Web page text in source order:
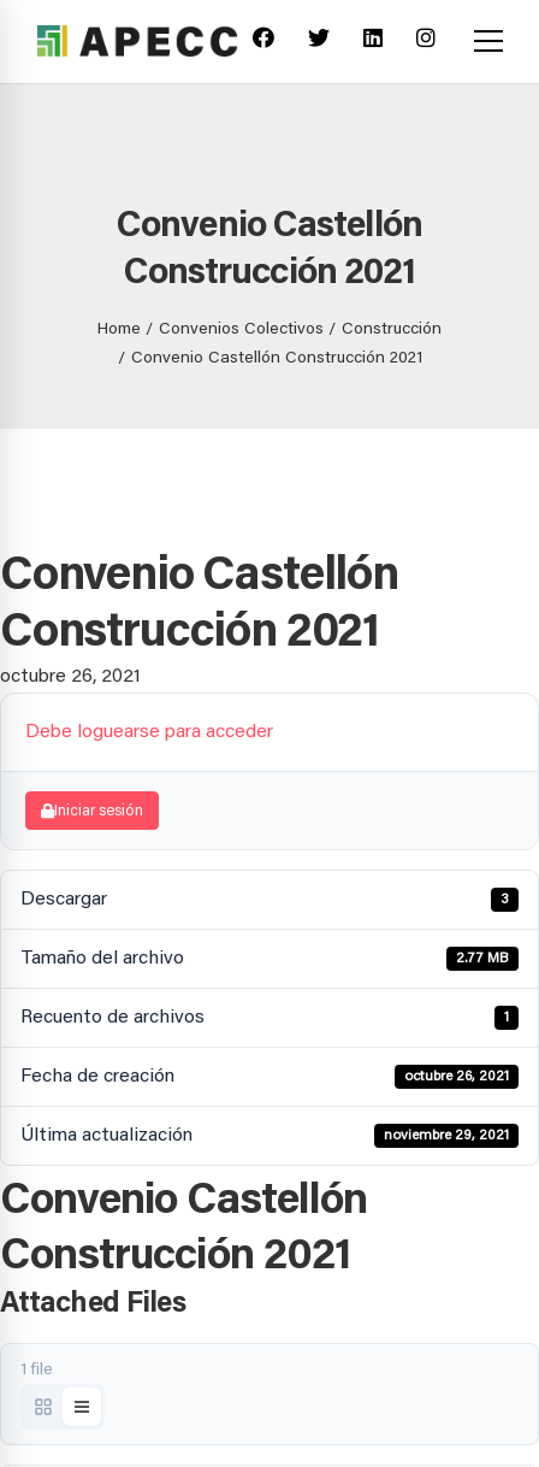
Convenio Castellón
Construcción 2021
Home Convenios Colectivos
Construcción
Convenio Castellón Construcción 2021
Convenio Castellón
Construcción 2021
octubre 26, 2021
Debe loguearse para acceder
Iniciar sesión
Descargar 3
Tamaño del archivo 2.77 MB
Recuento de archivos 1
Fecha de creación octubre 26, 2021
Última actualización noviembre 29, 2021
Convenio Castellón
Construcción 2021
Attached Files
1 file